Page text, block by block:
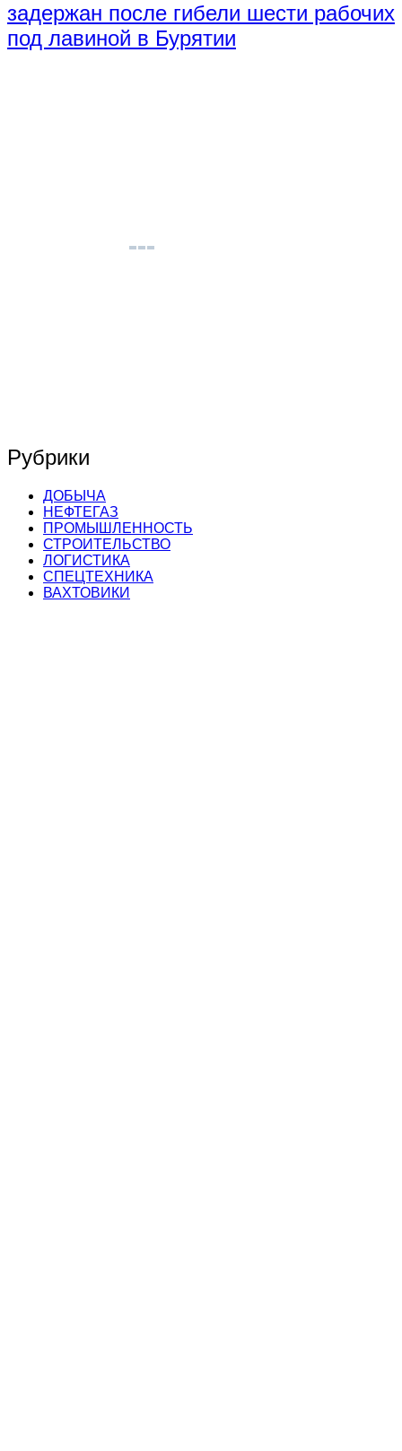
задержан после гибели шести рабочих
под лавиной в Бурятии
Рубрики
ДОБЫЧА
НЕФТЕГАЗ
ПРОМЫШЛЕННОСТЬ
СТРОИТЕЛЬСТВО
ЛОГИСТИКА
СПЕЦТЕХНИКА
ВАХТОВИКИ